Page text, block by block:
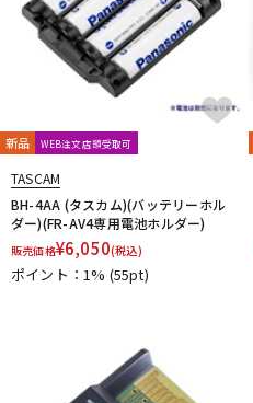
キーボード
管楽器
DJ機器
新品 WEB注文店頭受取可
TASCAM
BH-4AA (タスカム)(バッテリーホル
ダー)(FR-AV4専用電池ホルダー)
販売価格¥6,050(税込)
ポイント：1% (55pt)